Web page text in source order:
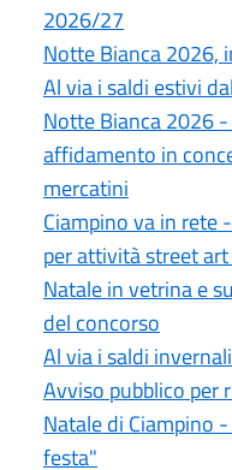
2026/27
Notte Bianca 2026,
Al via i saldi estivi
Notte Bianca 2026
affidamento in
mercatini
Ciampino va in rete
per attività street
Natale in vetrina e
del concorso
Al via i saldi
Avviso pubblico per
Natale di Ciampino
festa"